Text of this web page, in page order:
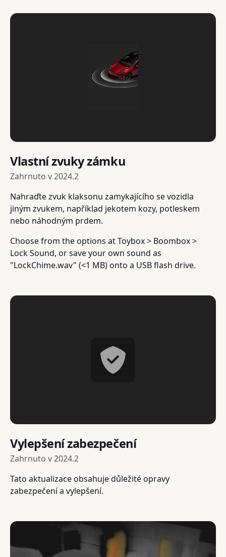
Vlastní zvuky zámku
Zahrnuto v2024.2
Nahraďte zvuk klaksonu zamykajícího se vozidla
jiným zvukem, například jekotem kozy, potleskem
nebo náhodným prdem.
Choose from the options at Toybox > Boombox >
Lock Sound, or save your own sound as
"LockChime.wav" (<1 MB) onto a USB flash drive.
Vylepšení zabezpečení
Zahrnuto v2024.2
Tato aktualizace obsahuje důležité opravy
zabezpečení a vylepšení.